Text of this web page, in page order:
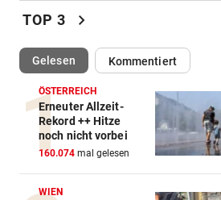
Luxus am Meer! Sabalenka
gewährt private Einblicke
„IHR SEID DER HAMMER!“
Feuerwehr befreite Kalb aus
misslicher Lage
FUSSBALL-FANS FEIERN vor
Hochgefühle dank
eines Kult-Sponsors
TOP 3 chevron_right
Gelesen(ausgewählt)Kommentiert
ÖSTERREICH
Erneuter Allzeit-
Rekord ++ Hitze
noch nicht vorbei
160.074 mal gelesen
WIEN